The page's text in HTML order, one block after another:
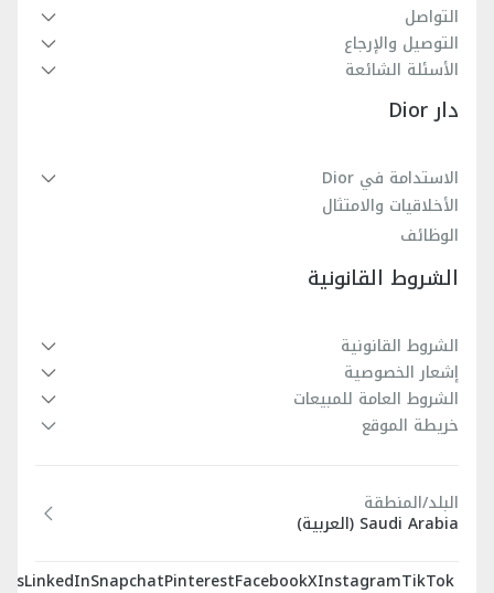
التواصل
التوصيل والإرجاع
الأسئلة الشائعة
دار Dior
الاستدامة في Dior
الأخلاقيات والامتثال
الوظائف
الشروط القانونية
الشروط القانونية
إشعار الخصوصية
الشروط العامة للمبيعات
خريطة الموقع
البلد/المنطقة
Saudi Arabia (العربية)
TikTok
Instagram
X
Facebook
Pinterest
Snapchat
LinkedIn